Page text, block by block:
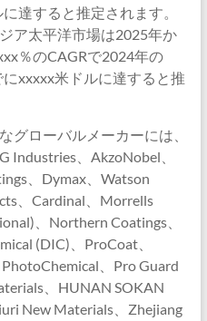
達すると推定されます。
ア太平洋市場は2025年か
％のCAGRで2024年の
xxxxx米ドルに達すると推
グローバルメーカーには、
Industries、AkzoNobel、
、Dymax、Watson
、Cardinal、Morrells
、Northern Coatings、
(DIC)、ProCoat、
、Pro Guard
、HUNAN SOKAN
New Materials、Zhejiang